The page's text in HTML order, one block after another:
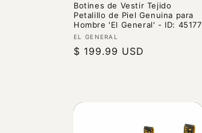
Botines de Vestir Tejido
Petalillo de Piel Genuina para
Hombre 'El General' - ID: 45177
Proveedor:
EL GENERAL
Precio
$ 199.99 USD